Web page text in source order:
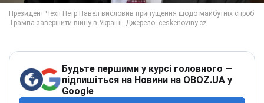
Будьте першими у курсі головного —
підпишіться на Новини на OBOZ.UA у
Google